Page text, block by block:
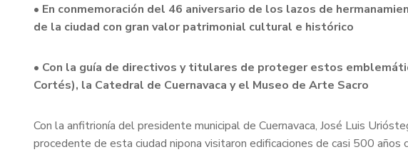
• En conmemoración del 46 aniversario de los lazos de
de la ciudad con gran valor patrimonial cultural e histórico
• Con la guía de directivos y titulares de proteger estos
Cortés), la Catedral de Cuernavaca y el Museo de Arte Sacro
Con la anfitrionía del presidente municipal de Cuernavaca, José Luis
procedente de esta ciudad nipona visitaron edificaciones de casi 500